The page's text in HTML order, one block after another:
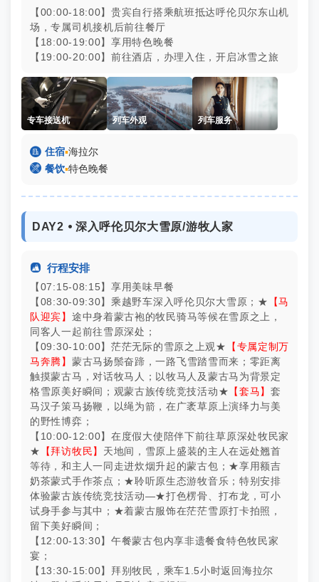
【00:00-18:00】贵宾自行搭乘航班抵达呼伦贝尔东山机
场，专属司机接机后前往餐厅
【18:00-19:00】享用特色晚餐
【19:00-20:00】前往酒店，办理入住，开启冰雪之旅
专车接送机 列车外观 列车服务
 住宿▪海拉尔
 餐饮▪特色晚餐
DAY2 ⦁ 深入呼伦贝尔大雪原/游牧人家
 行程安排
【07:15-08:15】享用美味早餐
【08:30-09:30】乘越野车深入呼伦贝尔大雪原；★
【马
队迎宾】 途中身着蒙古袍的牧民骑马等候在雪原之上，
同客人一起前往雪原深处；
【09:30-10:00】茫茫无际的雪原之上观★
【专属定制万
马奔腾】 蒙古马扬鬃奋蹄，一路飞雪踏雪而来；零距离
触摸蒙古马，对话牧马人；以牧马人及蒙古马为背景定
格雪原美好瞬间；观蒙古族传统竞技活动★ 【套马】套
马汉子策马扬鞭，以绳为箭，在广袤草原上演绎力与美
的野性博弈；
【10:00-12:00】在度假大使陪伴下前往草原深处牧民家
★
【拜访牧民】 天地间，雪原上盛装的主人在远处翘首
等待，和主人一同走进炊烟升起的蒙古包；★享用额吉
奶茶蒙式手作茶点；★聆听原生态游牧音乐；特别安排
体验蒙古族传统竞技活动—★打色楞骨、打布龙，可小
试身手参与其中；★着蒙古服饰在茫茫雪原打卡拍照，
留下美好瞬间；
【12:00-13:30】午餐蒙古包内享非遗餐食特色牧民家
宴；
【13:30-15:00】拜别牧民，乘车1.5小时返回海拉尔